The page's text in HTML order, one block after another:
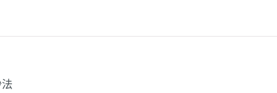
条 县级以上人民政府农业行政主管部门负责农产品质量安全的监督管理